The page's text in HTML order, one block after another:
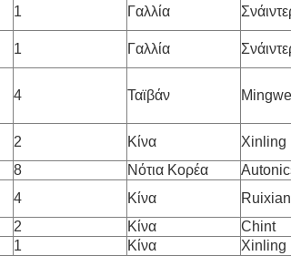
1 Γαλλία
1 Γαλλία
4 Ταϊβάν
2 Κίνα Xinling
8 Νότια Κορέα
4 Κίνα
2 Κίνα
Chint
1 Κίνα
Xinling